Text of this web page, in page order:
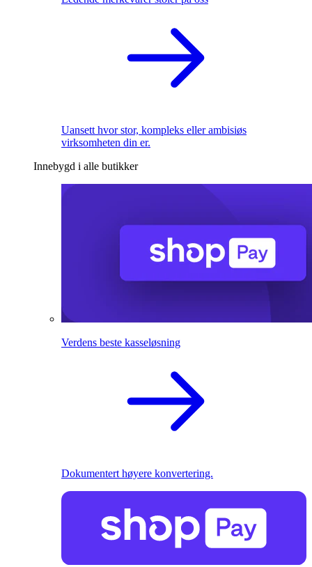
Uansett hvor stor, kompleks eller ambisiøs
virksomheten din er.
Innebygd i alle butikker
Verdens beste kasseløsning
Dokumentert høyere konvertering.